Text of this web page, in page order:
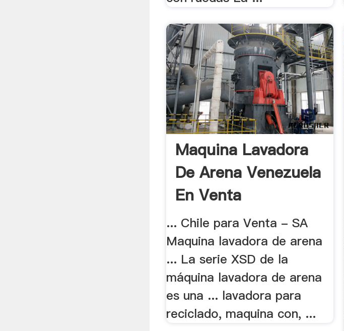
Maquina Lavadora
De Arena Venezuela
En Venta
... Chile para Venta - SA
Maquina lavadora de arena
... La serie XSD de la
máquina lavadora de arena
es una ... lavadora para
reciclado, maquina con, ...